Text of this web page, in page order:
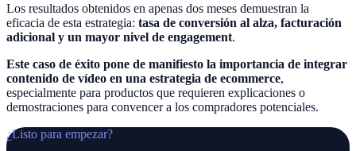
Los resultados obtenidos en apenas dos meses demuestran la
eficacia de esta estrategia: tasa de conversión al alza, facturación
adicional y un mayor nivel de engagement.
Este caso de éxito pone de manifiesto la importancia de integrar
contenido de vídeo en una estrategia de ecommerce,
especialmente para productos que requieren explicaciones o
demostraciones para convencer a los compradores potenciales.
¿Listo para empezar?